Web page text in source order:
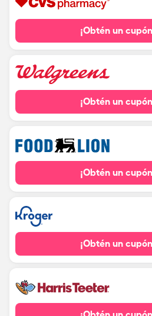
¡Obtén un
¡Obtén un
¡Obtén un
¡Obtén un